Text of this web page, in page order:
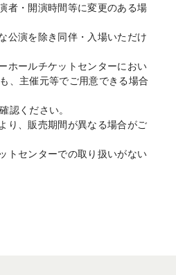
者・開演時間等に変更のある場
公演を除き同伴・入場いただけ
ホールチケットセンターにおい
、主催元等でご用意できる場合
認ください。
り、販売期間が異なる場合がご
トセンターでの取り扱いがない